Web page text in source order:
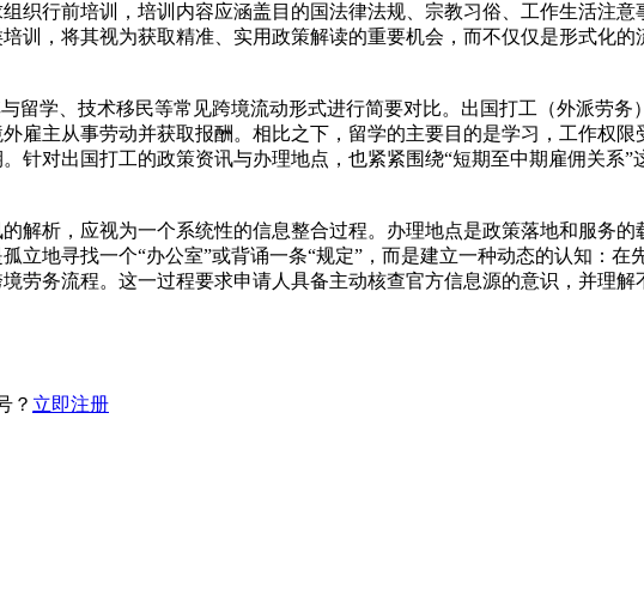
织行前培训，培训内容应涵盖目的国法律法规、宗教习俗、工作生活注
训，将其视为获取精准、实用政策解读的重要机会，而不仅仅是形式化的
留学、技术移民等常见跨境流动形式进行简要对比。出国打工（外派劳
雇主从事劳动并获取报酬。相比之下，留学的主要目的是学习，工作权
针对出国打工的政策资讯与办理地点，也紧紧围绕“短期至中期雇佣关系
解析，应视为一个系统性的信息整合过程。办理地点是政策落地和服务
立地寻找一个“办公室”或背诵一条“规定”，而是建立一种动态的认知：
劳务流程。这一过程要求申请人具备主动核查官方信息源的意识，并理解
？ 立即注册